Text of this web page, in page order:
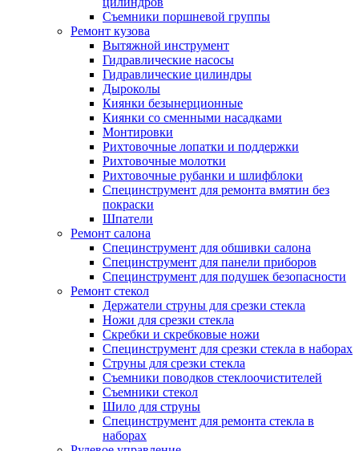
Съемники поршневой группы
Ремонт кузова
Вытяжной инструмент
Гидравлические насосы
Гидравлические цилиндры
Дыроколы
Киянки безынерционные
Киянки со сменными насадками
Монтировки
Рихтовочные лопатки и поддержки
Рихтовочные молотки
Рихтовочные рубанки и шлифблоки
Специнструмент для ремонта вмятин без
покраски
Шпатели
Ремонт салона
Специнструмент для обшивки салона
Специнструмент для панели приборов
Специнструмент для подушек безопасности
Ремонт стекол
Держатели струны для срезки стекла
Ножи для срезки стекла
Скребки и скребковые ножи
Специнструмент для срезки стекла в наборах
Струны для срезки стекла
Съемники поводков стеклоочистителей
Съемники стекол
Шило для струны
Специнструмент для ремонта стекла в
наборах